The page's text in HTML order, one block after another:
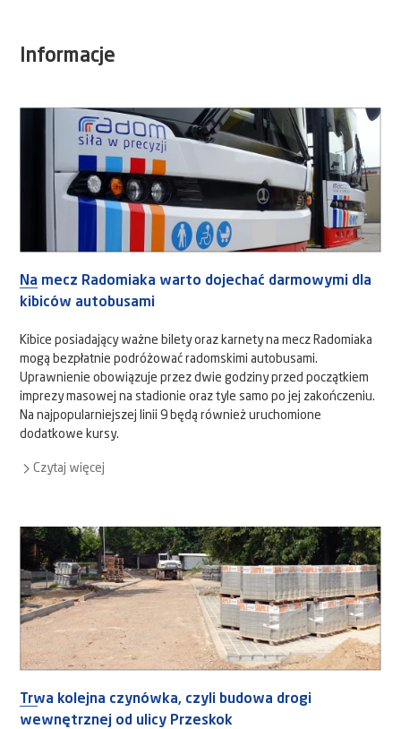
Informacje
Na mecz Radomiaka warto dojechać darmowymi dla
kibiców autobusami
Kibice posiadający ważne bilety oraz karnety na mecz Radomiaka
mogą bezpłatnie podróżować radomskimi autobusami.
Uprawnienie obowiązuje przez dwie godziny przed początkiem
imprezy masowej na stadionie oraz tyle samo po jej zakończeniu.
Na najpopularniejszej linii 9 będą również uruchomione
dodatkowe kursy.
Czytaj więcej
Trwa kolejna czynówka, czyli budowa drogi
wewnętrznej od ulicy Przeskok